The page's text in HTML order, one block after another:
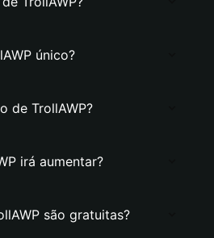
único?
de TrollAWP?
irá aumentar?
são gratuitas?